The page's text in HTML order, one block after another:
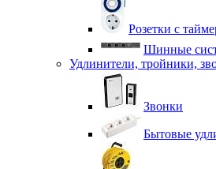
Розетки с
Шинные
Удлинители, тройники,
Звонки
Бытовые